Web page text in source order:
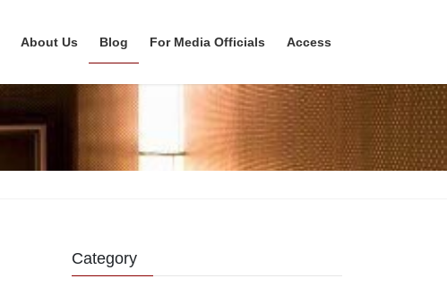
About Us Blog For Media Officials Access
Category